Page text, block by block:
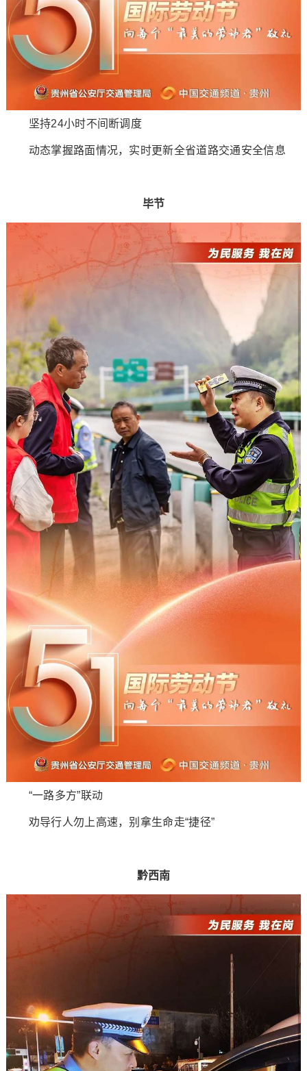
坚持24小时不间断调度
动态掌握路面情况，实时更新全省道路交通安全信息
毕节
“一路多方”联动
劝导行人勿上高速，别拿生命走“捷径”
黔西南